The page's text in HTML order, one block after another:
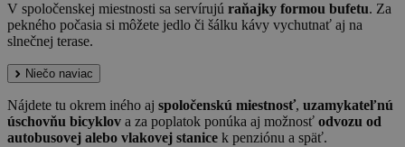
V spoločenskej miestnosti sa servírujú raňajky formou bufetu. Za
pekného počasia si môžete jedlo či šálku kávy vychutnať aj na
slnečnej terase.
Niečo naviac
Nájdete tu okrem iného aj spoločenskú miestnosť, uzamykateľnú
úschovňu bicyklov a za poplatok ponúka aj možnosť odvozu od
autobusovej alebo vlakovej stanice k penziónu a späť.